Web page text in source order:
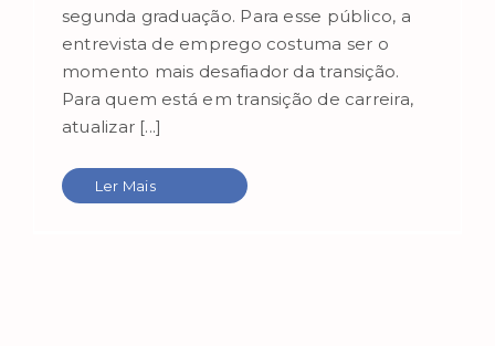
segunda graduação. Para esse público, a
entrevista de emprego costuma ser o
momento mais desafiador da transição.
Para quem está em transição de carreira,
atualizar [...]
Ler Mais